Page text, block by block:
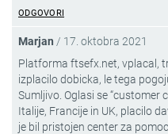
ODGOVORI
Marjan / 17. oktobra 2021
Platforma ftsefx.net, vplacal,
izplacilo dobicka, le tega
Sumljivo. Oglasi se “customer
Italije, Francije in UK, placilo
je bil pristojen center za